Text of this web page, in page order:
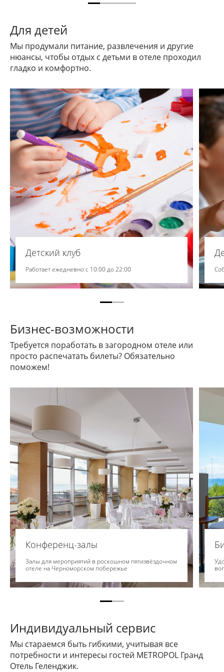
Для детей
Мы продумали питание, развлечения и другие
нюансы, чтобы отдых с детьми в отеле проходил
гладко и комфортно.
Детский клуб
Работает ежедневно с 10:00 до 22:00
Бизнес-возможности
Требуется поработать в загородном отеле или
просто распечатать билеты? Обязательно
поможем!
Конференц-залы
Залы для мероприятий в роскошном пятизвёздочном
отеле на Черноморском побережье
Индивидуальный сервис
Мы стараемся быть гибкими, учитывая все
потребности и интересы гостей METROPOL Гранд
Отель Геленджик.